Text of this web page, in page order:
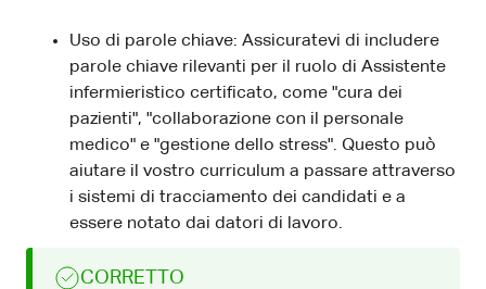
Uso di parole chiave: Assicuratevi di includere
parole chiave rilevanti per il ruolo di Assistente
infermieristico certificato, come "cura dei
pazienti", "collaborazione con il personale
medico" e "gestione dello stress". Questo può
aiutare il vostro curriculum a passare attraverso
i sistemi di tracciamento dei candidati e a
essere notato dai datori di lavoro.
CORRETTO